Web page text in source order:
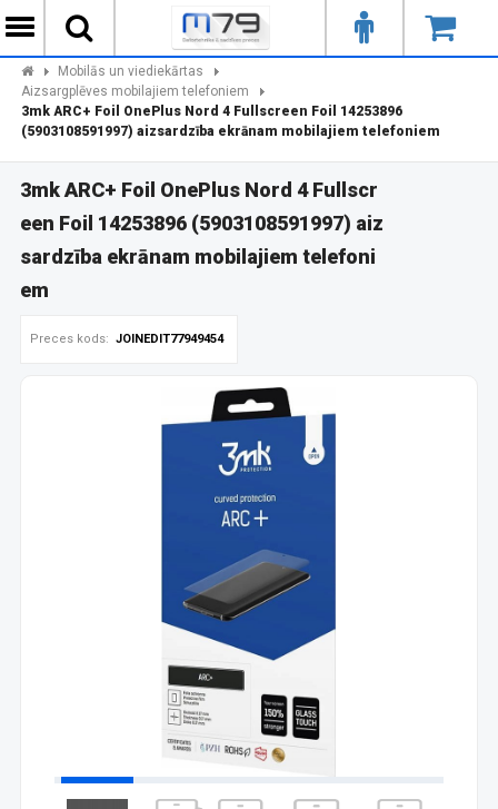
Mobilās un viediekārtas
Aizsargplēves mobilajiem telefoniem
3mk ARC+ Foil OnePlus Nord 4 Fullscreen Foil 14253896
(5903108591997) aizsardzība ekrānam mobilajiem telefoniem
3mk ARC+ Foil OnePlus Nord 4 Fullscr
een Foil 14253896 (5903108591997) aiz
sardzība ekrānam mobilajiem telefoni
em
Preces kods: JOINEDIT77949454